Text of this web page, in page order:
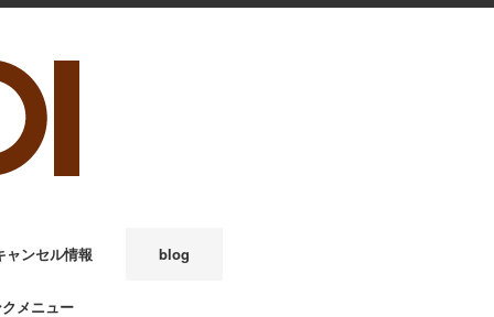
ャンセル情報 blog
クメニュー